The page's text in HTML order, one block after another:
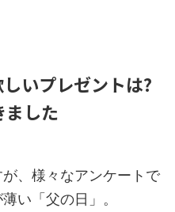
いプレゼントは?
ました
、様々なアンケートで
い「父の日」。